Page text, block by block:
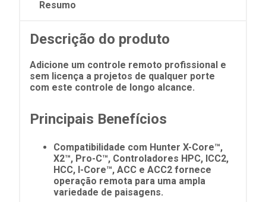
Resumo
Descrição do produto
Adicione um controle remoto profissional e
sem licença a projetos de qualquer porte
com este controle de longo alcance.
Principais Benefícios
Compatibilidade com Hunter X-Core™,
X2™, Pro-C™, Controladores HPC, ICC2,
HCC, I-Core™, ACC e ACC2 fornece
operação remota para uma ampla
variedade de paisagens.